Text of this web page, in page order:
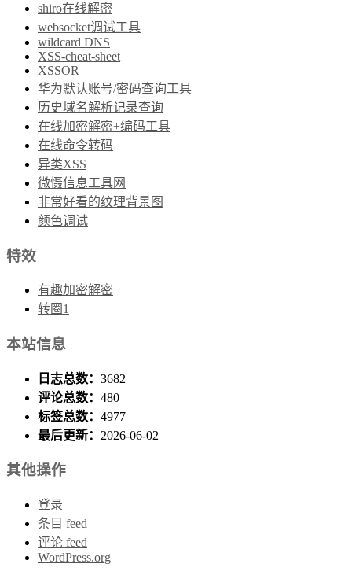
shiro在线解密
websocket调试工具
wildcard DNS
XSS-cheat-sheet
XSSOR
华为默认账号/密码查询工具
历史域名解析记录查询
在线加密解密+编码工具
在线命令转码
异类XSS
微慑信息工具网
非常好看的纹理背景图
颜色调试
特效
有趣加密解密
转圈1
本站信息
日志总数： 3682
评论总数： 480
标签总数： 4977
最后更新： 2026-06-02
其他操作
登录
条目 feed
评论 feed
WordPress.org